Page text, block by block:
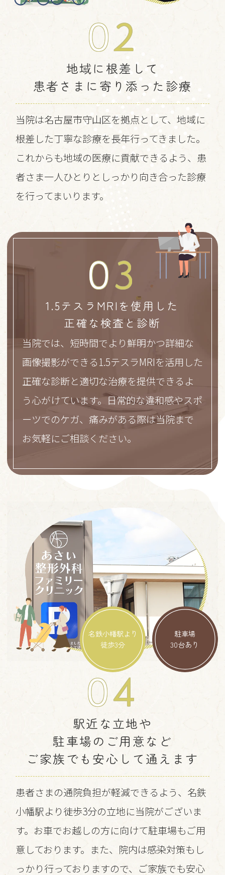
02
地域に根差して
患者さまに寄り添った診療
当院は名古屋市守山区を拠点として、地域に
根差した丁寧な診療を長年行ってきました。
これからも地域の医療に貢献できるよう、患
者さま一人ひとりとしっかり向き合った診療
を行ってまいります。
03
1.5テスラMRIを使用した
正確な検査と診断
当院では、短時間でより鮮明かつ詳細な
画像撮影ができる1.5テスラMRIを活用した
正確な診断と適切な治療を提供できるよ
う心がけています。日常的な違和感やスポ
ーツでのケガ、痛みがある際は当院まで
お気軽にご相談ください。
名鉄小幡駅より
徒歩3分
駐車場
30台あり
04
駅近な立地や
駐車場のご用意など
ご家族でも安心して通えます
患者さまの通院負担が軽減できるよう、名鉄
小幡駅より徒歩3分の立地に当院がございま
す。お車でお越しの方に向けて駐車場もご用
意しております。また、院内は感染対策もし
っかり行っておりますので、ご家族でも安心